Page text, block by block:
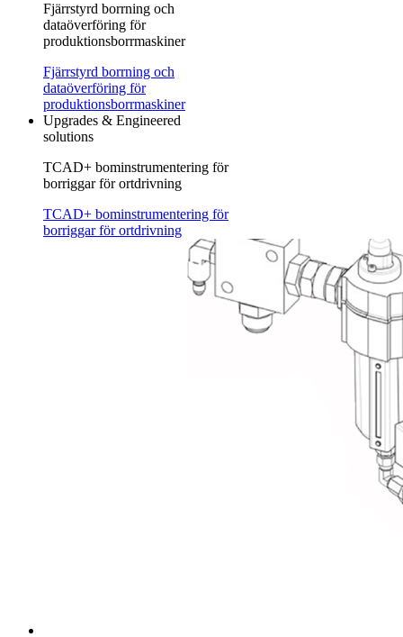
Fjärrstyrd borrning och
dataöverföring för
produktionsborrmaskiner
Fjärrstyrd borrning och
dataöverföring för
produktionsborrmaskiner
Upgrades & Engineered
solutions
TCAD+ bominstrumentering för
borriggar för ortdrivning
TCAD+ bominstrumentering för
borriggar för ortdrivning